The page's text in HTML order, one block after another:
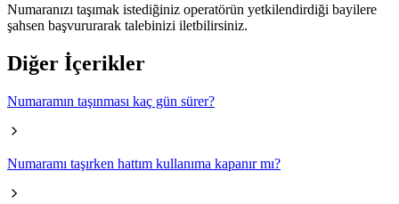
Numaranızı taşımak istediğiniz operatörün yetkilendirdiği bayilere
şahsen başvururarak talebinizi iletbilirsiniz. ​
Diğer İçerikler
Numaramın taşınması kaç gün sürer?
Numaramı taşırken hattım kullanıma kapanır mı?